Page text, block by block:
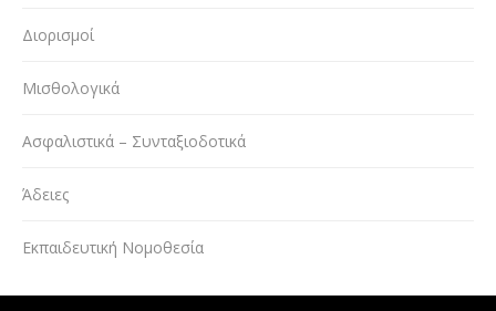
Διορισμοί
Μισθολογικά
Ασφαλιστικά – Συνταξιοδοτικά
Άδειες
Εκπαιδευτική Νομοθεσία